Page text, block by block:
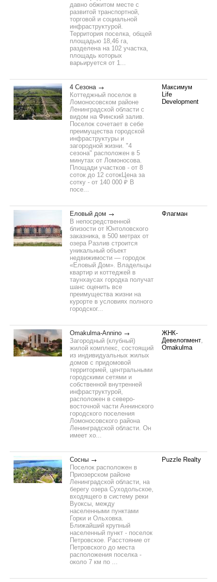
давно обжитом месте с
развитой транспортной,
торговой и социальной
инфраструктурой.
Территория поселка, общей
площадью 18,46 га,
разделена на 102 участка,
площадь которых
варьируется от 1...
4 Сезона
Коттеджный поселок в
Ломоносовском районе
Ленинградской области с
видом на Финский залив.
Поселок сочетает в себе
преимущества городской
инфраструктуры и
загородной жизни. "4
сезона" расположен в 5
минутах от Ломоносова.
Площади участков - от 8
соток до 12 сотокЦена за
сотку - от 140 000 ₽ В
посе...
Максимум
Life
Development
Еловый дом
В непосредственной
близости от Юнтоловского
заказника, в 500 метрах от
озера Разлив строится
уникальный объект
недвижимости — городок
«Еловый Дом». Владельцы
квартир и коттеджей в
таунхаусах городка получат
шанс оценить все
преимущества жизни на
курорте в условиях полного
городског...
Флагман
Omakulma-Annino
Загородный (клубный)
жилой комплекс, состоящий
из индивидуальных жилых
домов с придомовой
территорией, центральными
городскими сетями и
собственной внутренней
инфраструктурой,
расположен в северо-
восточной части Аннинского
городского поселения
Ломоносовского района
Ленинградской области. Он
имеет хо...
ЖНК-
Девелопмент,
Omakulma
Сосны
Поселок расположен в
Приозерском районе
Ленинградской области, на
берегу озера Суходольское,
входящего в систему реки
Вуоксы, между
населенными пунктами
Горки и Ольховка.
Ближайший крупный
населенный пункт - поселок
Петровское. Расстояние от
Петровского до места
расположения поселка -
около 7 км по ...
Puzzle Realty